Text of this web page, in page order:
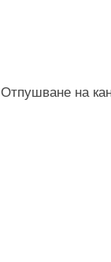
Отпушване на